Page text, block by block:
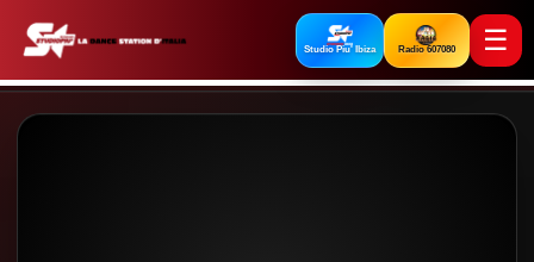
Studio Piu' Ibiza Radio 607080 ☰